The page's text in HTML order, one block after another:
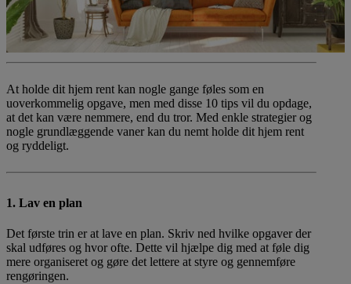
At holde dit hjem rent kan nogle gange føles som en
uoverkommelig opgave, men med disse 10 tips vil du opdage,
at det kan være nemmere, end du tror. Med enkle strategier og
nogle grundlæggende vaner kan du nemt holde dit hjem rent
og ryddeligt.
1. Lav en plan
Det første trin er at lave en plan. Skriv ned hvilke opgaver der
skal udføres og hvor ofte. Dette vil hjælpe dig med at føle dig
mere organiseret og gøre det lettere at styre og gennemføre
rengøringen.